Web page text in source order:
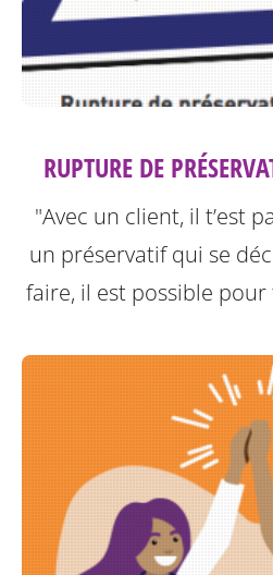
RUPTURE DE
"Avec un client, il t’est
un préservatif qui se
faire, il est possible